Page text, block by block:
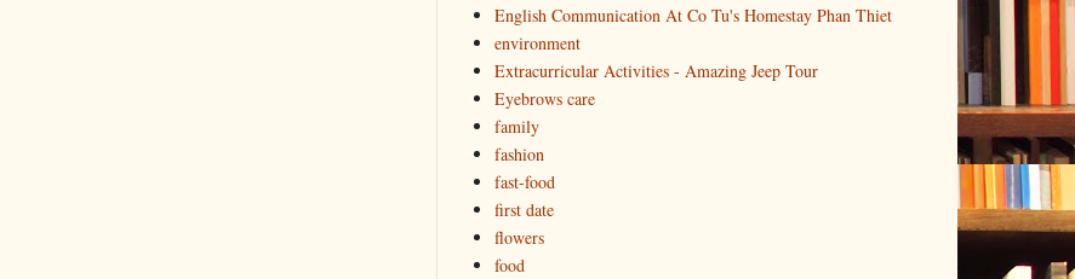
English Communication At Co Tu's Homestay Phan Thiet
environment
Extracurricular Activities - Amazing Jeep Tour
Eyebrows care
family
fashion
fast-food
first date
flowers
food